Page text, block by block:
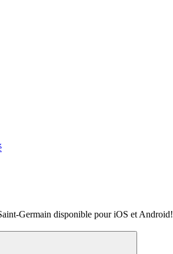
Germain disponible pour iOS et Android!